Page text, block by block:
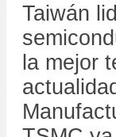
Taiwán
la mejor